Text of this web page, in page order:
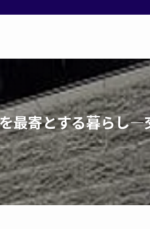
最寄とする暮らし